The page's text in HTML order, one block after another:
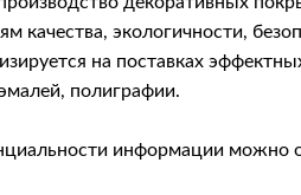
экологичности,
на поставках
полиграфии.
информации можно